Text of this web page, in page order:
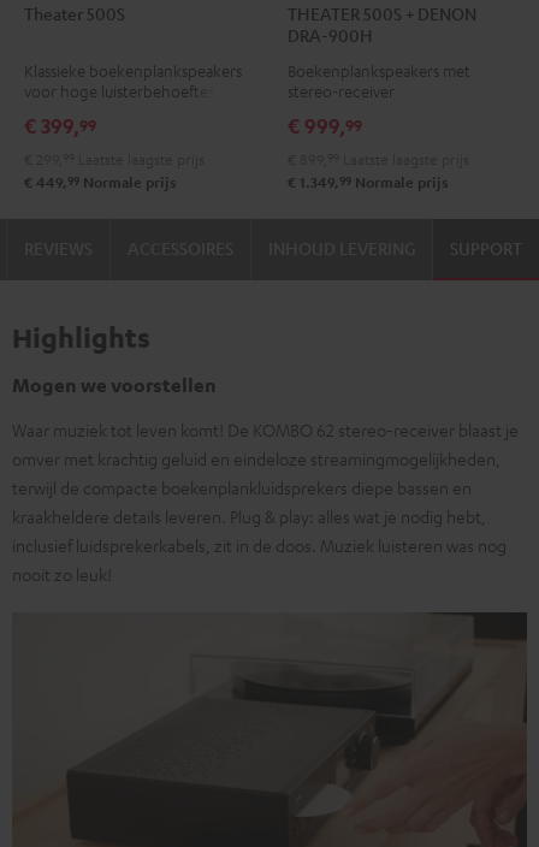
500S
Theater 500S
Klassieke boekenplankspeakers
voor hoge luisterbehoeftes
€ 399,99
€ 449, 99 Normale prijs
500S
+
DENON
DRA-
900H
THEATER 500S + DENON
DRA-900H
Boekenplankspeakers met
stereo-receiver
€ 999,99
€ 1.349, 99 Normale prijs
SUPPORT
Highlights
Mogen we voorstellen
Waar muziek tot leven komt! De KOMBO 62 stereo-receiver blaast je
omver met krachtig geluid en eindeloze streamingmogelijkheden,
terwijl de compacte boekenplankluidsprekers diepe bassen en
kraakheldere details leveren. Plug & play: alles wat je nodig hebt,
inclusief luidsprekerkabels, zit in de doos. Muziek luisteren was nog
nooit zo leuk!